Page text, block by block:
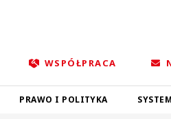
WSPÓŁPRACA
PRAWO I POLITYKA